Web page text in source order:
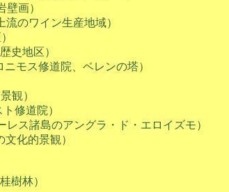
画）
のワイン生産地域）
史地区）
モス修道院、ベレンの塔）
観）
修道院）
ス諸島のアングラ・ド・エロイズモ）
化的景観）
樹林）